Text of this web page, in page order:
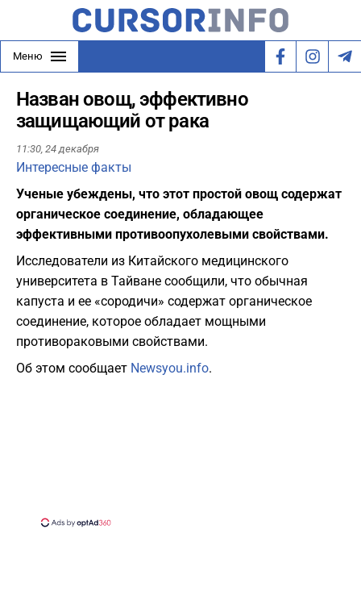
Меню
Назван овощ, эффективно
защищающий от рака
11:30, 24 декабря
Интересные факты
Ученые убеждены, что этот простой овощ содержат
органическое соединение, обладающее
эффективными противоопухолевыми свойствами.
Исследователи из Китайского медицинского
университета в Тайване сообщили, что обычная
капуста и ее «сородичи» содержат органическое
соединение, которое обладает мощными
противораковыми свойствами.
Об этом сообщает Newsyou.info.